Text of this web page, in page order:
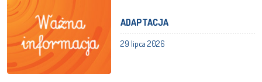
ADAPTACJA
29 lipca 2026